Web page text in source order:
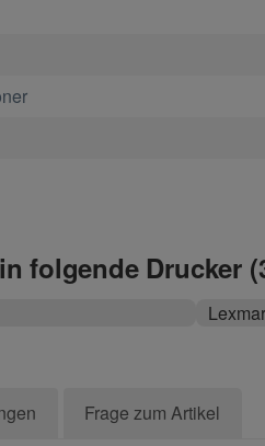
folgende Drucker
Frage zum Artikel